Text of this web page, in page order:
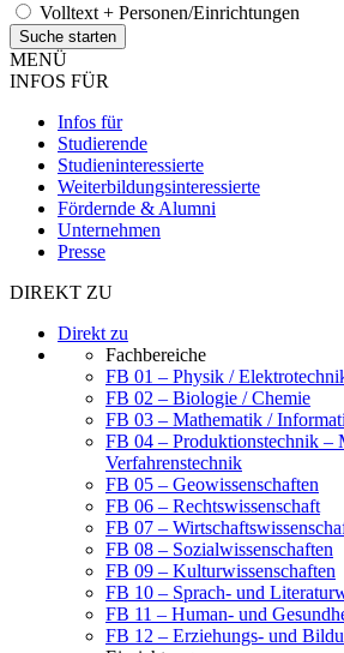
Volltext + Personen/Einrichtungen
MENÜ
INFOS FÜR
Infos für
Studierende
Studieninteressierte
Weiterbildungsinteressierte
Fördernde & Alumni
Unternehmen
Presse
DIREKT ZU
Direkt zu
Fachbereiche
FB 01 – Physik /
FB 02 – Biologie / Chemie
FB 03 – Mathematik /
FB 04 – Produktionstechnik –
Verfahrenstechnik
FB 05 – Geowissenschaften
FB 06 – Rechtswissenschaft
FB 07 –
FB 08 – Sozialwissenschaften
FB 09 – Kulturwissenschaften
FB 10 – Sprach- und
FB 11 – Human- und
FB 12 – Erziehungs- und